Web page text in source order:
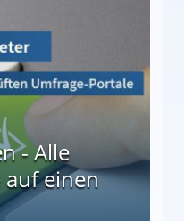
- Alle
einen